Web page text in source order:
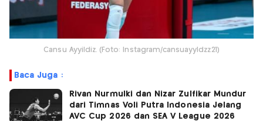
Cansu Ayyildiz. (Foto: Instagram/cansuayyldzz21)
Baca Juga :
Rivan Nurmulki dan Nizar Zulfikar Mundur
dari Timnas Voli Putra Indonesia Jelang
AVC Cup 2026 dan SEA V League 2026